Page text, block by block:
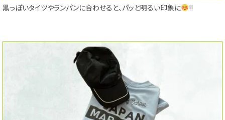
黒っぽいタイツやランパンに合わせると、パッと明るい印象に !!